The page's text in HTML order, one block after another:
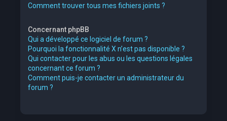
Comment trouver tous mes fichiers joints ?
Concernant phpBB
Qui a développé ce logiciel de forum ?
Pourquoi la fonctionnalité X n’est pas disponible ?
Qui contacter pour les abus ou les questions légales
concernant ce forum ?
Comment puis-je contacter un administrateur du
forum ?